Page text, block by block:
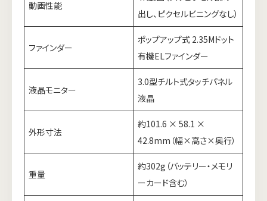
動画性能
出し、ピクセルビニングなし）
ファインダー
ポップアップ式 2.35Mドット
有機ELファインダー
液晶モニター
3.0型チルト式タッチパネル
液晶
外形寸法
約101.6 × 58.1 ×
42.8mm（幅×高さ×奥行）
重量
約302g（バッテリー・メモリ
ーカード含む）